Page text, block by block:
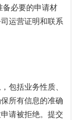
备必要的申请材
运营证明和联系
包括业务性质、
所有信息的准确
请被拒绝。提交